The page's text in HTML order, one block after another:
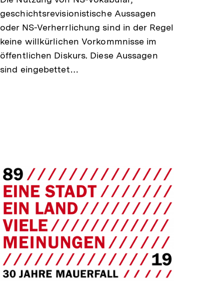
geschichtsrevisionistische Aussagen
oder NS-Verherrlichung sind in der Regel
keine willkürlichen Vorkommnisse im
öffentlichen Diskurs. Diese Aussagen
sind eingebettet…